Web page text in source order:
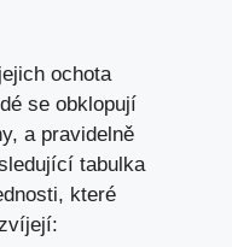
ochota
se obklopují
a pravidelně
tabulka
které